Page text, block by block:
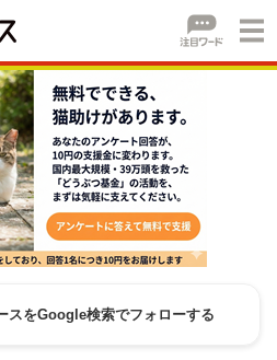
スをGoogle検索でフォローする